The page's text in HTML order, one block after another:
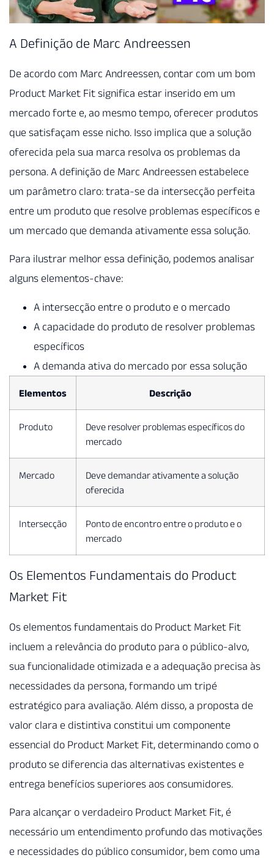
A Definição de Marc Andreessen
De acordo com Marc Andreessen, contar com um bom
Product Market Fit significa estar inserido em um
mercado forte e, ao mesmo tempo, oferecer produtos
que satisfaçam esse nicho. Isso implica que a solução
oferecida pela sua marca resolva os problemas da
persona. A definição de Marc Andreessen estabelece
um parâmetro claro: trata-se da intersecção perfeita
entre um produto que resolve problemas específicos e
um mercado que demanda ativamente essa solução.
Para ilustrar melhor essa definição, podemos analisar
alguns elementos-chave:
A intersecção entre o produto e o mercado
A capacidade do produto de resolver problemas
específicos
A demanda ativa do mercado por essa solução
Elementos Descrição
Produto
Deve resolver problemas específicos do
mercado
Mercado
Deve demandar ativamente a solução
oferecida
Intersecção
Ponto de encontro entre o produto e o
mercado
Os Elementos Fundamentais do Product
Market Fit
Os elementos fundamentais do Product Market Fit
incluem a relevância do produto para o público-alvo,
sua funcionalidade otimizada e a adequação precisa às
necessidades da persona, formando um tripé
estratégico para avaliação. Além disso, a proposta de
valor clara e distintiva constitui um componente
essencial do Product Market Fit, determinando como o
produto se diferencia das alternativas existentes e
entrega benefícios superiores aos consumidores.
Para alcançar o verdadeiro Product Market Fit, é
necessário um entendimento profundo das motivações
e necessidades do público consumidor, bem como uma